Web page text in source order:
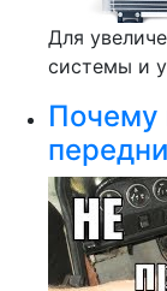
Для
системы и
Почему